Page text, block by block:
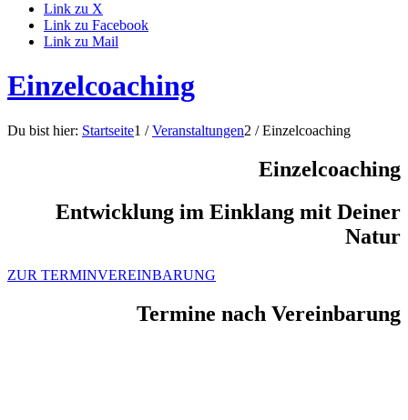
Link zu X
Link zu Facebook
Link zu Mail
Einzelcoaching
Du bist hier: Startseite1 / Veranstaltungen2 / Einzelcoaching
Einzelcoaching
Entwicklung im Einklang mit Deiner
Natur
ZUR TERMINVEREINBARUNG
Termine nach Vereinbarung